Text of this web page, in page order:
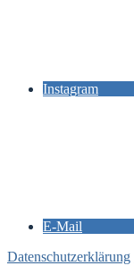
Instagram
E-Mail
Datenschutzerklärung